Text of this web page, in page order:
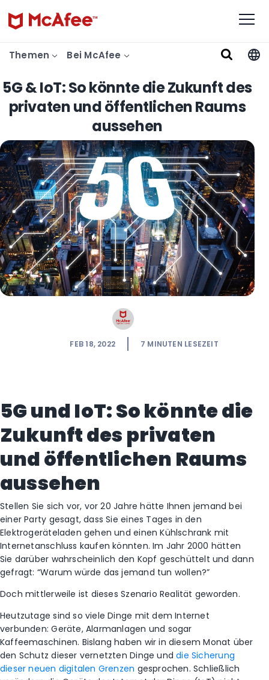
Themen Bei McAfee
5G & IoT: So könnte die Zukunft des
privaten und öffentlichen Raums
aussehen
FEB 18, 2022 7 MINUTEN LESEZEIT
5G und IoT: So könnte die
Zukunft des privaten
und öffentlichen Raums
aussehen
Stellen Sie sich vor, vor 20 Jahre hätte Ihnen jemand bei
einer Party gesagt, dass Sie eines Tages in den
Elektrogeräteladen gehen und einen Kühlschrank mit
Internetanschluss kaufen könnten. Im Jahr 2000 hätten
Sie darüber wahrscheinlich den Kopf geschüttelt und dann
gefragt: “Warum würde das jemand tun wollen?”
Doch mittlerweile ist dieses Szenario Realität geworden.
Heutzutage sind so viele Dinge mit dem Internet
verbunden: Geräte, Alarmanlagen und sogar
Kaffeemaschinen. Bislang haben wir in diesem Monat über
den Schutz dieser vernetzten Dinge unddie Sicherung
dieser neuen digitalen Grenzen gesprochen. Schließlich